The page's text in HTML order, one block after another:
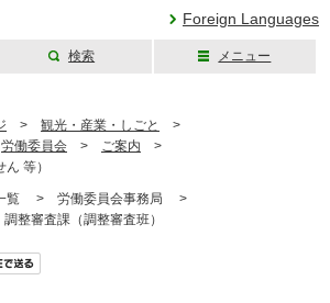
Foreign Languages
検索 メニュー
> 観光・産業・しごと
>
労働委員会 > ご案内 >
等）
覧 > 労働委員会事務局 >
調整審査課（調整審査班）